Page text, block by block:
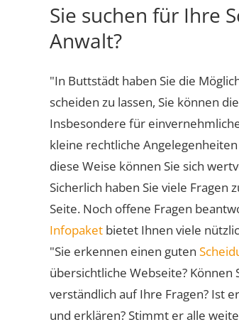
Sie suchen für Ihre
Anwalt?
"In Buttstädt haben Sie die
scheiden zu lassen, Sie können die
Insbesondere für
kleine rechtliche
diese Weise können Sie sich
Sicherlich haben Sie viele
Seite. Noch offene Fragen
Infopaket bietet Ihnen viele
"Sie erkennen einen guten
übersichtliche Webseite?
verständlich auf Ihre Fragen? Ist
und erklären? Stimmt er alle